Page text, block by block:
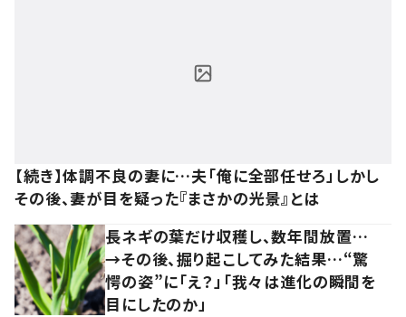
【続き】体調不良の妻に…夫「俺に全部任せろ」しかし
その後、妻が目を疑った『まさかの光景』とは
長ネギの葉だけ収穫し、数年間放置…
→その後、掘り起こしてみた結果…“驚
愕の姿”に「え？」「我々は進化の瞬間を
目にしたのか」